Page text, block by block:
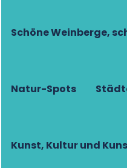
Schöne Weinberge,
Natur-Spots
Kunst, Kultur und
Abtei von